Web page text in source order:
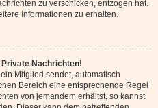
zu verschicken, entzogen hat.
Informationen zu erhalten.
Nachrichten!
Mitglied sendet, automatisch
Bereich eine entsprechende Regel
von jemandem erhältst, so kannst